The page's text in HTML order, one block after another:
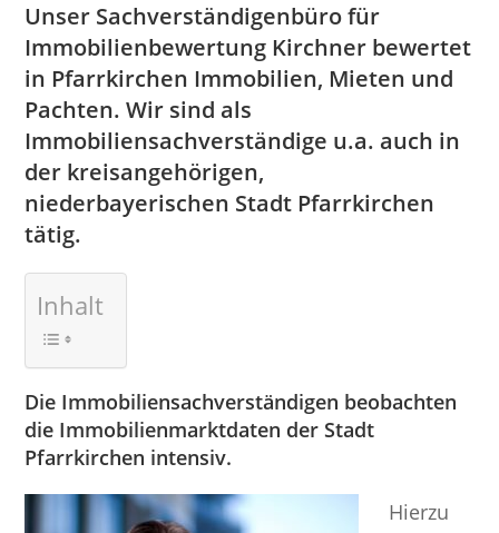
Unser Sachverständigenbüro für
Immobilienbewertung Kirchner bewertet
in Pfarrkirchen Immobilien, Mieten und
Pachten. Wir sind als
Immobiliensachverständige u.a. auch in
der kreisangehörigen,
niederbayerischen Stadt Pfarrkirchen
tätig.
Inhalt
Die Immobiliensachverständigen beobachten
die Immobilienmarktdaten der Stadt
Pfarrkirchen intensiv.
Hierzu